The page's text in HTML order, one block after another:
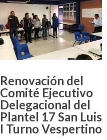
Renovación del
Comité Ejecutivo
Delegacional del
Plantel 17 San Luis
I Turno Vespertino